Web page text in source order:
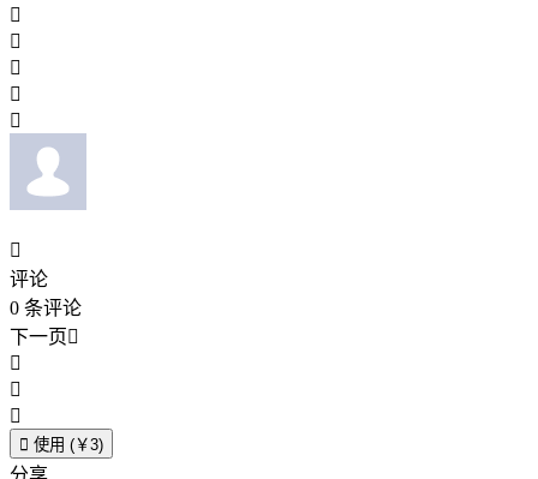






评论
0 条评论
下一页



 使用 (￥3)
分享